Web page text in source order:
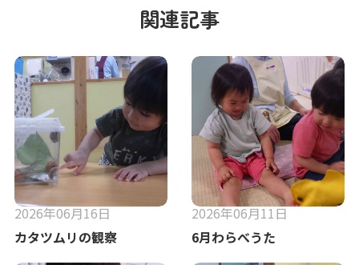
関連記事
2026年06月16日
カタツムリの観察
2026年06月11日
6月わらべうた